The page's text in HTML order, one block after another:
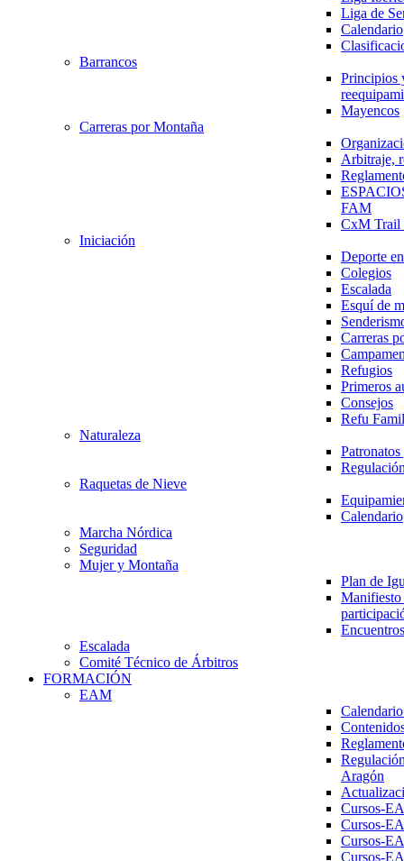
Liga de
Calendario
Barrancos
Principios
Mayencos
Carreras por Montaña
Arbitraje,
FAM
CxM
Iniciación
Deporte
Colegios
Escalada
Esquí de
Carreras
Refugios
Primeros
Consejos
Refu
Naturaleza
Raquetas de Nieve
Calendario
Marcha Nórdica
Seguridad
Mujer y Montaña
Plan de
Escalada
Comité Técnico de Árbitros
FORMACIÓN
EAM
Aragón
Cursos-
Cursos-
Cursos-
Cursos-